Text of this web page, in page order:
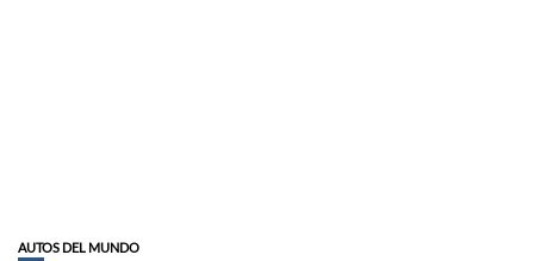
AUTOS DEL MUNDO